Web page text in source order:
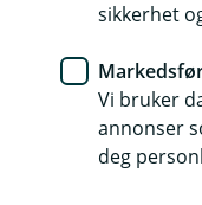
er viktig for
sett av
denne kontoen.
eller julegaver. Gi
unngå å «låne» fra
sikkerhet
Vi bruker
annonser
deg